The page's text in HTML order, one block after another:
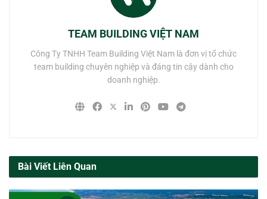
TEAM BUILDING VIỆT NAM
Công Ty TNHH Team Building Việt Nam là đơn vị tổ chức
team building chuyên nghiệp và đáng tin cậy dành cho
doanh nghiệp.
Bài Viết Liên Quan